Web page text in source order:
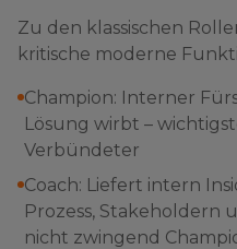
Zu den klassischen
kritische moderne
Champion: Interner
Lösung wirbt –
Verbündeter
Coach: Liefert intern
Prozess, Stakeholdern
nicht zwingend